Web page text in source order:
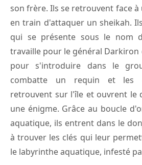
son frère. Ils se retrouvent face à
en train d'attaquer un sheikah.
qui se présente sous le nom
travaille pour le général Darkiron
pour s'introduire dans le
combatte un requin et les
retrouvent sur l'île et ouvrent le
une énigme. Grâce au boucle
aquatique, ils entrent dans le
à trouver les clés qui leur
le labyrinthe aquatique, infesté